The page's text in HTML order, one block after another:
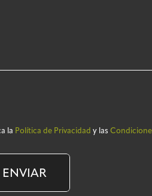
la Política de Privacidad y las
ENVIAR